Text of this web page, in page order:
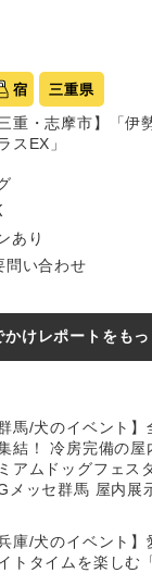
宿 三重県
三重・志摩市】「伊
スEX」
あり
い合わせ
かけレポートをも
群馬/犬のイベント
結！ 冷房完備の
アムドッグフェス
Gメッセ群馬 屋内
兵庫/犬のイベント
トタイムを楽しむ